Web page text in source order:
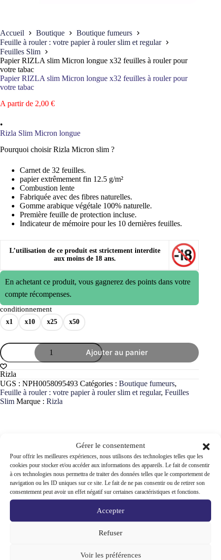
Gérer le consentement
Pour offrir les meilleures expériences, nous utilisons des technologies telles que les
cookies pour stocker et/ou accéder aux informations des appareils. Le fait de consentir
à ces technologies nous permettra de traiter des données telles que le comportement de
navigation ou les ID uniques sur ce site. Le fait de ne pas consentir ou de retirer son
consentement peut avoir un effet négatif sur certaines caractéristiques et fonctions.
Accepter
Refuser
Voir les préférences
Accueil Boutique
Boutique fumeurs
Feuille à rouler : votre papier à rouler slim et regular
Feuilles Slim
Papier RIZLA slim Micron longue x32 feuilles à rouler pour
votre tabac
Papier RIZLA slim Micron longue x32 feuilles à rouler pour
votre tabac
A partir de 2,00 €
•
Rizla Slim Micron longue
Pourquoi choisir Rizla Micron slim ?
Carnet de 32 feuilles.
papier extrêmement fin 12.5 g/m²
Combustion lente
Fabriquée avec des fibres naturelles.
Gomme arabique végétale 100% naturelle.
Première feuille de protection incluse.
Indicateur de mémoire pour les 10 dernières feuilles.
L’utilisation de ce produit est strictement interdite
aux moins de 18 ans.
En achetant ce produit, vous gagnerez des points dans votre
compte récompenses.
conditionnement
x1 x10 x25 x50
quantité
de
Papier
RIZLA
slim
Micron
longue
x32
tabac
Ajouter au panier
Rizla
UGS : NPH0058095493 Catégories : Boutique fumeurs,
Feuille à rouler : votre papier à rouler slim et regular, Feuilles
Slim Marque : Rizla
Informations complémentaires
Avis (0)
0,006 kg
4 cm